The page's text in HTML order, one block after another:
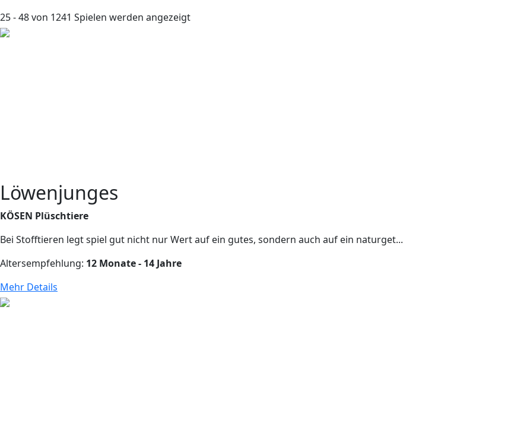
25 - 48 von 1241 Spielen werden angezeigt
Löwenjunges
KÖSEN Plüschtiere
Bei Stofftieren legt spiel gut nicht nur Wert auf ein gutes, sondern auch auf ein naturget...
Altersempfehlung: 12 Monate - 14 Jahre
Mehr Details